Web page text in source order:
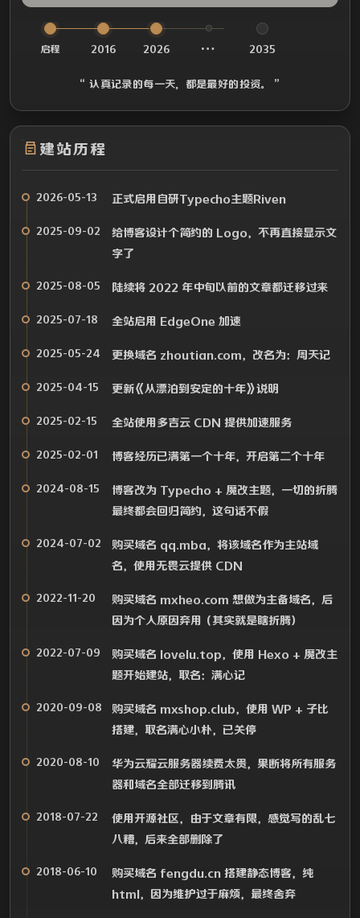
启程 2016 2026 … 2035
“ 认真记录的每一天，都是最好的投资。 ”
建站历程
2026-05-13 正式启用自研Typecho主题Riven
2025-09-02
给博客设计个简约的 Logo，不再直接显示文
字了
2025-08-05 陆续将 2022 年中旬以前的文章都迁移过来
2025-07-18 全站启用 EdgeOne 加速
2025-05-24 更换域名 zhoutian.com，改名为：周天记
2025-04-15 更新《从漂泊到安定的十年》说明
2025-02-15 全站使用多吉云 CDN 提供加速服务
2025-02-01 博客经历已满第一个十年，开启第二个十年
2024-08-15
博客改为 Typecho + 魔改主题，一切的折腾
最终都会回归简约，这句话不假
2024-07-02
购买域名 qq.mba，将该域名作为主站域
名，使用无畏云提供 CDN
2022-11-20
购买域名 mxheo.com 想做为主备域名，后
因为个人原因弃用（其实就是瞎折腾）
2022-07-09
购买域名 lovelu.top，使用 Hexo + 魔改主
题开始建站，取名：满心记
2020-09-08
购买域名 mxshop.club，使用 WP + 子比
搭建，取名满心小朴，已关停
2020-08-10
华为云耀云服务器续费太贵，果断将所有服务
器和域名全部迁移到腾讯
2018-07-22
使用开源社区，由于文章有限，感觉写的乱七
八糟，后来全部删除了
2018-06-10
购买域名 fengdu.cn 搭建静态博客，纯
html，因为维护过于麻烦，最终舍弃